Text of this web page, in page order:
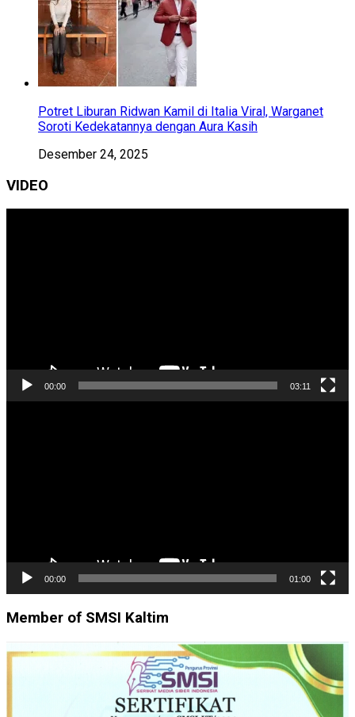
Potret Liburan Ridwan Kamil di Italia Viral, Warganet
Soroti Kedekatannya dengan Aura Kasih
Desember 24, 2025
VIDEO
00:00 03:11
00:00 01:00
Member of SMSI Kaltim